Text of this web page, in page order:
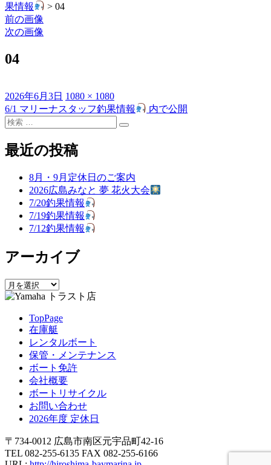
果情報
>04
前の画像
次の画像
04
投
稿
日:
2026年6月3日 フ
ル
ズ
1080 × 1080
投
稿
ナ
ョ
ン
6/1 マリーナスタッフ釣果情報
内で公開
検
対
象:
検
最近の投稿
8月・9月定休日のご案内
2026広島みなと 夢 花火大会
7/20釣果情報
7/19釣果情報
7/12釣果情報
アーカイブ
ア
ー
TopPage
在庫艇
レンタルボート
保管・メンテナンス
ボート免許
会社概要
ボートリサイクル
お問い合わせ
2026年度 定休日
〒734-0012 広島市南区元宇品町42-16
TEL 082-255-6135 FAX 082-255-6166